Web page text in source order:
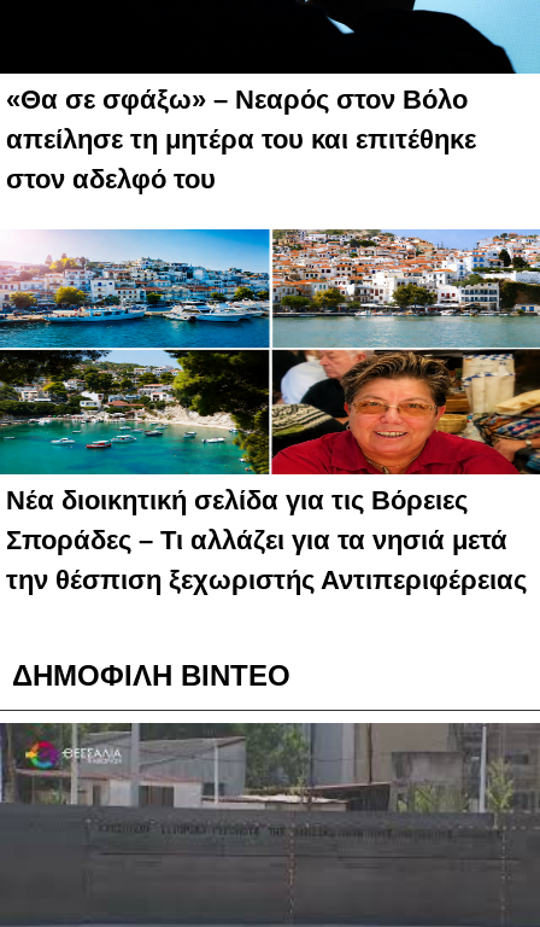
«Θα σε σφάξω» – Νεαρός στον Βόλο
απείλησε τη μητέρα του και επιτέθηκε
στον αδελφό του
Νέα διοικητική σελίδα για τις Βόρειες
Σποράδες – Τι αλλάζει για τα νησιά μετά
την θέσπιση ξεχωριστής Αντιπεριφέρειας
ΔΗΜΟΦΙΛΗ ΒΙΝΤΕΟ